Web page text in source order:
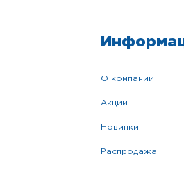
о компании
акции
новинки
распродажа